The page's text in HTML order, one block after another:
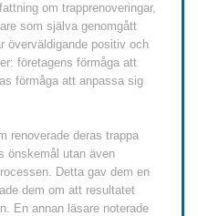
om trapprenoveringar,
som själva genomgått
överväldigande positiv och
företagens förmåga att
förmåga att anpassa sig
renoverade deras trappa
önskemål utan även
Detta gav dem en
dem om att resultatet
En annan läsare noterade